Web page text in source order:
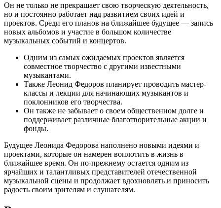
Он не только не прекращает свою творческую деятельность,
но и постоянно работает над развитием своих идей и
проектов. Среди его планов на ближайшее будущее — запись
новых альбомов и участие в большом количестве
музыкальных событий и концертов.
Одним из самых ожидаемых проектов является
совместное творчество с другими известными
музыкантами.
Также Леонид Федоров планирует проводить мастер-
классы и лекции для начинающих музыкантов и
поклонников его творчества.
Он также не забывает о своем общественном долге и
поддерживает различные благотворительные акции и
фонды.
Будущее Леонида Федорова наполнено новыми идеями и
проектами, которые он намерен воплотить в жизнь в
ближайшее время. Он по-прежнему остается одним из
ярчайших и талантливых представителей отечественной
музыкальной сцены и продолжает вдохновлять и приносить
радость своим зрителям и слушателям.